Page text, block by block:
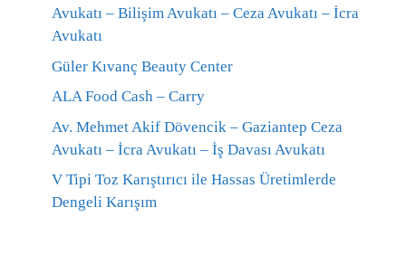
Avukatı – Bilişim Avukatı – Ceza Avukatı – İcra
Avukatı
Güler Kıvanç Beauty Center
ALA Food Cash – Carry
Av. Mehmet Akif Dövencik – Gaziantep Ceza
Avukatı – İcra Avukatı – İş Davası Avukatı
V Tipi Toz Karıştırıcı ile Hassas Üretimlerde
Dengeli Karışım